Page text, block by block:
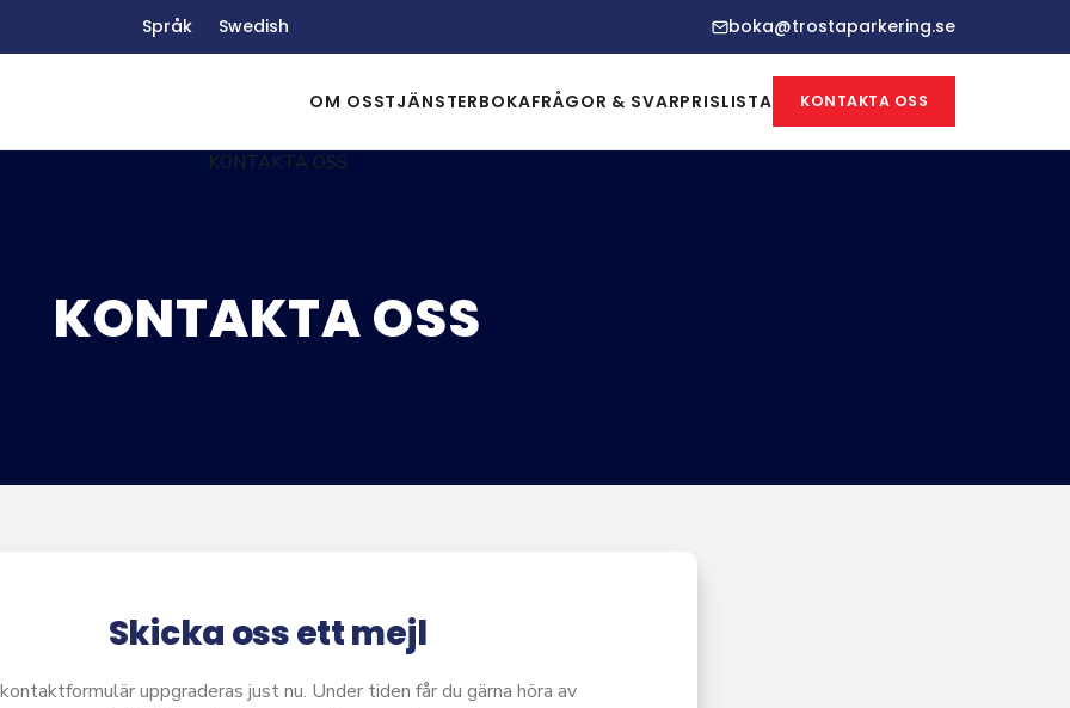
Språk Swedish boka@trostaparkering.se
OM OSSTJÄNSTERBOKAFRÅGOR & SVARPRISLISTA KONTAKTA OSS
KONTAKTA OSS
Skicka oss ett mejl
uppgraderas just nu. Under tiden får du gärna höra av